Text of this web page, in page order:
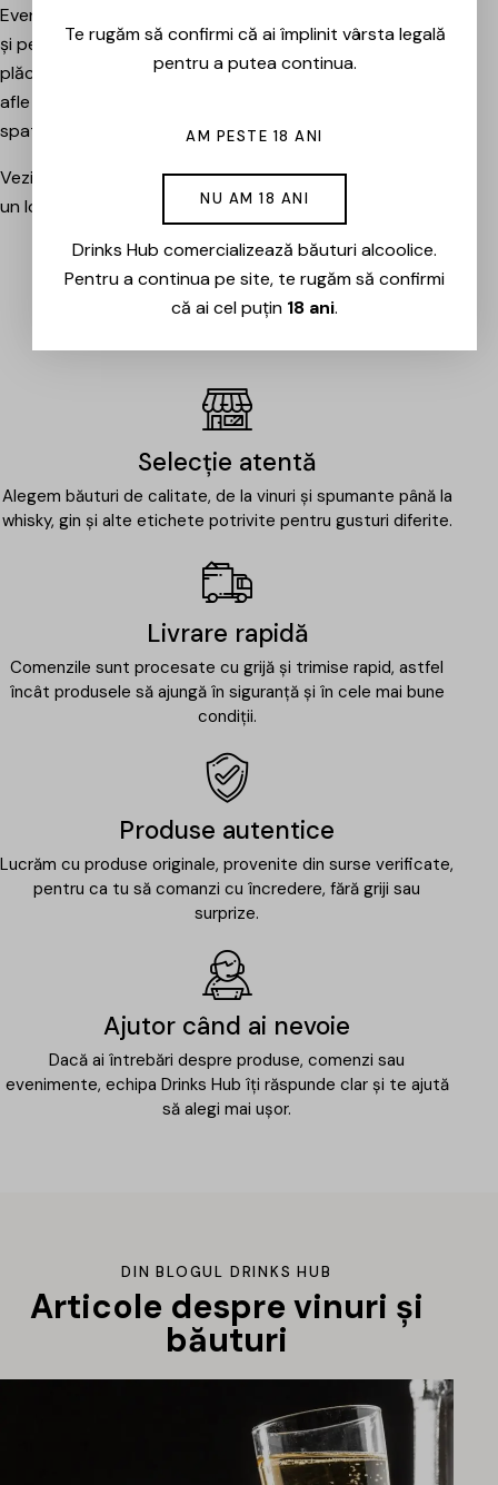
Evenimentele sunt potrivite atât pentru pasionați, cât
și pentru cei care vor pur și simplu să petreacă o seară
plăcută între prieteni, să descopere băuturi noi și să
afle mai multe despre cramele sau producătorii din
spatele lor.
Vezi evenimentele organizate de Drinks Hub și rezervă
un loc la următoarea degustare.
EVENIMENTE
Selecție atentă
Alegem băuturi de calitate, de la vinuri și spumante până la
whisky, gin și alte etichete potrivite pentru gusturi diferite.
Livrare rapidă
Comenzile sunt procesate cu grijă și trimise rapid, astfel
încât produsele să ajungă în siguranță și în cele mai bune
condiții.
Produse autentice
Lucrăm cu produse originale, provenite din surse verificate,
pentru ca tu să comanzi cu încredere, fără griji sau
surprize.
Ajutor când ai nevoie
Dacă ai întrebări despre produse, comenzi sau
evenimente, echipa Drinks Hub îți răspunde clar și te ajută
să alegi mai ușor.
DIN BLOGUL DRINKS HUB
Articole despre vinuri și
băuturi
Te rugăm să confirmi că ai împlinit vârsta legală
pentru a putea continua.
AM PESTE 18 ANI
NU AM 18 ANI
Drinks Hub comercializează băuturi alcoolice.
Pentru a continua pe site, te rugăm să confirmi
că ai cel puțin 18 ani.